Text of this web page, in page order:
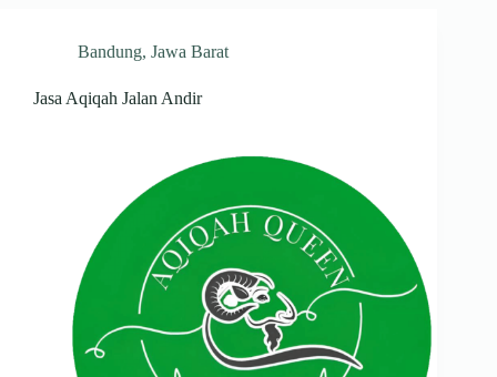
Bandung, Jawa Barat
Jasa Aqiqah Jalan Andir